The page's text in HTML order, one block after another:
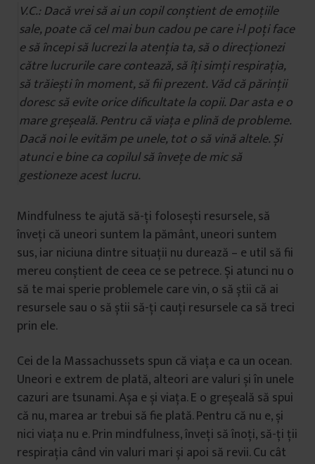
V.C.: Dacă vrei să ai un copil conștient de emoțiile
sale, poate că cel mai bun cadou pe care i-l poți face
e să începi să lucrezi la atenția ta, să o direcționezi
către lucrurile care contează, să îți simți respirația,
să trăiești în moment, să fii prezent. Văd că părinții
doresc să evite orice dificultate la copii. Dar asta e o
mare greșeală. Pentru că viața e plină de probleme.
Dacă noi le evităm pe unele, tot o să vină altele. Și
atunci e bine ca copilul să învețe de mic să
gestioneze acest lucru.
Mindfulness te ajută să-ți folosești resursele, să
înveți că uneori suntem la pământ, uneori suntem
sus, iar niciuna dintre situații nu durează – e util să fii
mereu conștient de ceea ce se petrece. Și atunci nu o
să te mai sperie problemele care vin, o să știi că ai
resursele sau o să știi să-ți cauți resursele ca să treci
prin ele.
Cei de la Massachussets spun că viața e ca un ocean.
Uneori e extrem de plată, alteori are valuri și în unele
cazuri are tsunami. Așa e și viața. E o greșeală să spui
că nu, marea ar trebui să fie plată. Pentru că nu e, și
nici viața nu e. Prin mindfulness, înveți să înoți, să-ți ții
respirația când vin valuri mari și apoi să revii. Cu cât